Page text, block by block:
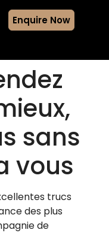
Enquire Now
sans
vous
trucs
des plus
de